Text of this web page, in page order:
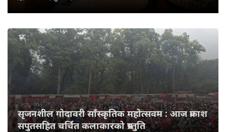
सृजनशील गोदावरी साँस्कृतिक महोत्सवम : आज प्रकाश
सपुतसहित चर्चित कलाकारको प्रस्तुति